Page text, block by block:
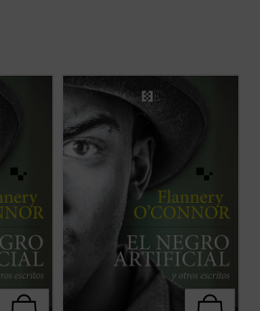
cuentos
breves
vivió
su
...
La presente antología recoge ocho cuentos
representativos y algunos ensayos breves
escritos por Flannery O'Connor en
«Andalusia», la finca familiar en la que vivió
sus últimos años mientras avanzaba su
enfermedad degenerativa. Son historias ...
(ver ficha)